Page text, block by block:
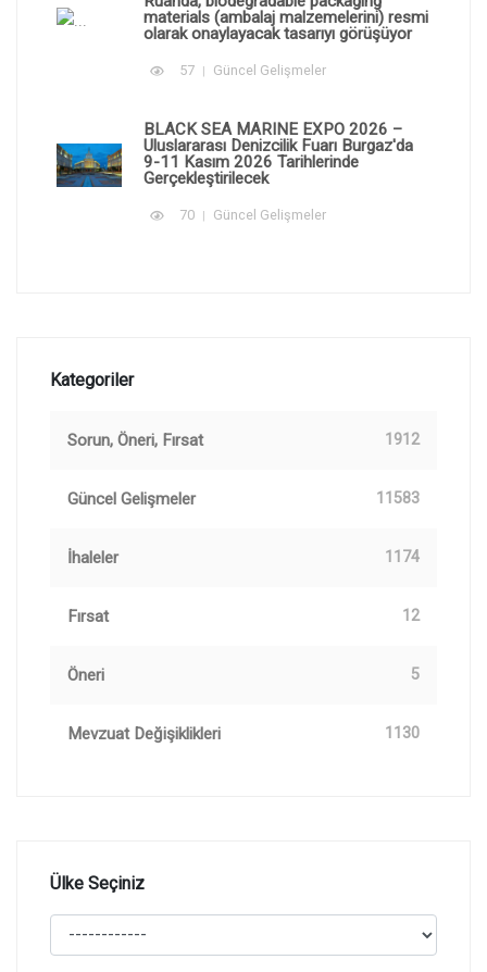
materials (ambalaj malzemelerini) resmi
olarak onaylayacak tasarıyı görüşüyor
57 Güncel Gelişmeler
BLACK SEA MARINE EXPO 2026 –
Uluslararası Denizcilik Fuarı Burgaz'da
9-11 Kasım 2026 Tarihlerinde
Gerçekleştirilecek
70 Güncel Gelişmeler
Kategoriler
Sorun, Öneri, Fırsat 1912
Güncel Gelişmeler 11583
İhaleler 1174
Fırsat 12
Öneri 5
Mevzuat Değişiklikleri 1130
Ülke Seçiniz